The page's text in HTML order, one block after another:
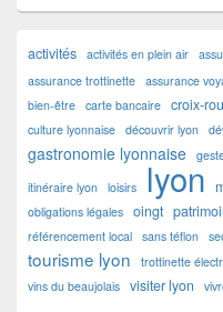
activités activités en plein air
assurance trottinette assurance
bien-être carte bancaire croix-
culture lyonnaise découvrir lyon
gastronomie lyonnaise
itinéraire lyon loisirs lyon
obligations légales oingt
référencement local sans téflon
tourisme lyon trottinette
vins du beaujolais visiter lyon